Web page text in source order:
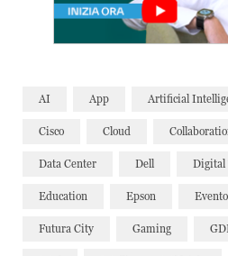
AI App Artificial
Cisco Cloud
Data Center Dell Digital
Education Epson Evento
Futura City Gaming